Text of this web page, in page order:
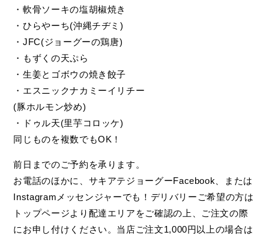
・軟骨ソーキの塩胡椒焼き
・ひらやーち(沖縄チヂミ)
・JFC(ジョーグーの鶏唐)
・もずくの天ぷら
・生姜とゴボウの焼き餃子
・エスニックナカミーイリチー
(豚ホルモン炒め)
・ドゥル天(里芋コロッケ)
同じものを複数でもOK！
前日までのご予約を承ります。
お電話のほかに、サキアテジョーグーFacebook、または
Instagramメッセンジャーでも！デリバリーご希望の方は
トップページより配達エリアをご確認の上、ご注文の際
にお申し付けください。当店ご注文1,000円以上の場合は